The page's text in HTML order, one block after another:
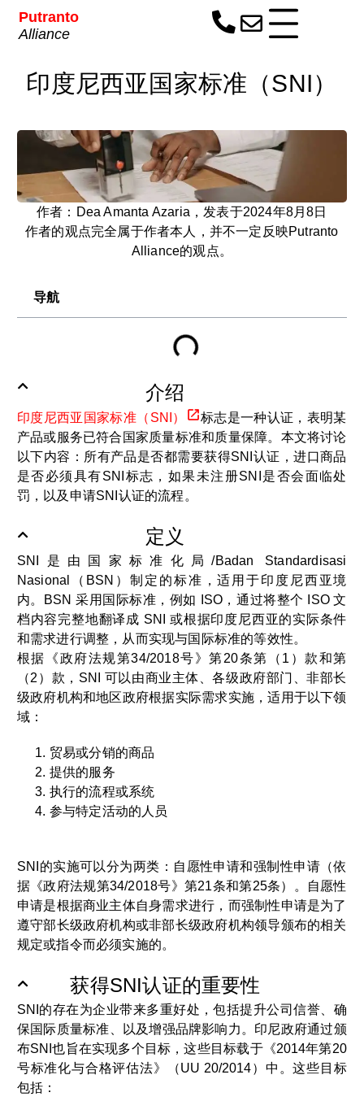
Putranto
Alliance
印度尼西亚国家标准（SNI）
作者： Dea Amanta Azaria ，发表于2024年8月8日
作者的观点完全属于作者本人，并不一定反映Putranto
Alliance的观点。
导航
介绍
印度尼西亚国家标准（SNI）
标志是一种认证，表明某
产品或服务已符合国家质量标准和质量保障。本文将讨论
以下内容：所有产品是否都需要获得SNI认证，进口商品
是否必须具有SNI标志，如果未注册SNI是否会面临处
罚，以及申请SNI认证的流程。
定义
SNI是由国家标准化局/Badan Standardisasi
Nasional（BSN）制定的标准，适用于印度尼西亚境
内。BSN 采用国际标准，例如 ISO，通过将整个 ISO 文
档内容完整地翻译成 SNI 或根据印度尼西亚的实际条件
和需求进行调整，从而实现与国际标准的等效性。
根据《政府法规第34/2018号》第20条第（1）款和第
（2）款，SNI 可以由商业主体、各级政府部门、非部长
级政府机构和地区政府根据实际需求实施，适用于以下领
域：
贸易或分销的商品
提供的服务
执行的流程或系统
参与特定活动的人员
SNI的实施可以分为两类：自愿性申请和强制性申请（依
据《政府法规第34/2018号》第21条和第25条）。自愿性
申请是根据商业主体自身需求进行，而强制性申请是为了
遵守部长级政府机构或非部长级政府机构领导颁布的相关
规定或指令而必须实施的。
获得SNI认证的重要性
SNI的存在为企业带来多重好处，包括提升公司信誉、确
保国际质量标准、以及增强品牌影响力。印尼政府通过颁
布SNI也旨在实现多个目标，这些目标载于《2014年第20
号标准化与合格评估法》（UU 20/2014）中。这些目标
包括：